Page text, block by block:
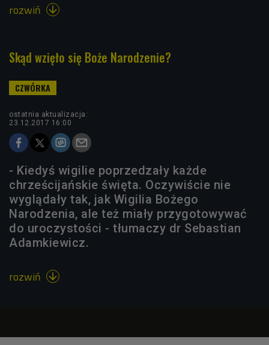
rozwiń 
Skąd wzięło się Boże Narodzenie?
ostatnia aktualizacja:
23.12.2017 16:00
- Kiedyś wigilie poprzedzały każde
chrześcijańskie święta. Oczywiście nie
wyglądały tak, jak Wigilia Bożego
Narodzenia, ale też miały przygotowywać
do uroczystości - tłumaczy dr Sebastian
Adamkiewicz.
rozwiń 